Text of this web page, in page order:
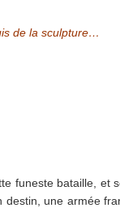
de la sculpture…
funeste bataille, et
une armée